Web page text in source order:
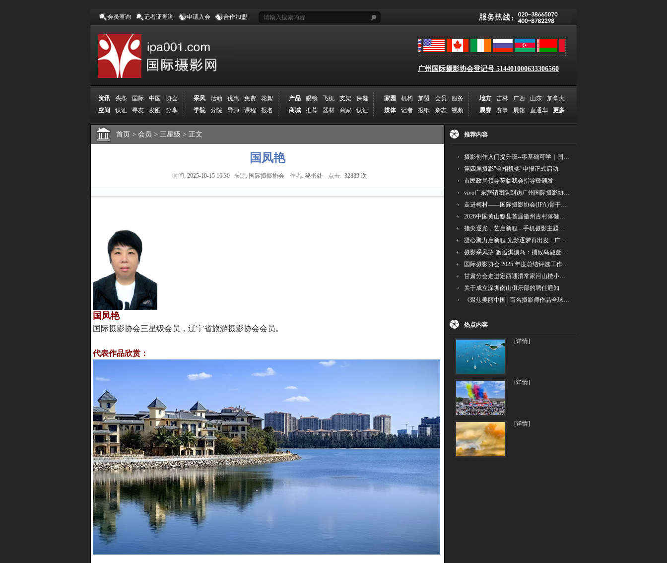
会员查询 记者证查询 申请入会 合作加盟
广州国际摄影协会登记号 514401000633306560
资讯 头条 国际 中国 协会 采风 活动 优惠 免费 花絮 产品 眼镜 飞机 支架 保健 家园 机构 加盟 会员 服务 地方 吉林 广西 山东
加拿大
空间
认证 寻友 发图 分享 学院 分院 导师 课程 报名 商城 推荐 器材 商家 认证 媒体 记者 报纸 杂志 视频 展赛 赛事 展馆 直通车 更多
首页 > 会员 > 三星级 > 正文
国凤艳
时间: 2025-10-15 16:30 来源: 国际摄影协会 作者: 秘书处 点击: 32889 次
国凤艳
国际摄影协会三星级会员，辽宁省旅游摄影协会会员。
代表作品欣赏：
推荐内容
摄影创作入门提升班--零基础可学｜国际评委授课｜手机·相机均可｜AI工具｜摄影比赛指
第四届摄影"金相机奖"申报正式启动
市民政局领导莅临我会指导暨颁发
vivo广东营销团队到访广州国际摄影协会 共商合作事宜
走进柯村——国际摄影协会(IPA)骨干采风安徽行之6
2026中国黄山黟县首届徽州古村落健康跑圆满举行
指尖逐光，艺启新程 --手机摄影主题讲座在市老年干部大学圆满落幕
凝心聚力启新程 光影逐梦再出发 --广州国际摄影协会2026年首次会长秘书长会议召开
摄影采风招·邂逅淇澳岛：捕候鸟翩跹，寻古村烟火，追海上霞光
国际摄影协会 2025 年度总结评选工作的通知
甘肃分会走进定西通渭常家河山楂小镇旅游景区开展"红果满枝迎丰岁·山楂小镇庆佳节"为主
关于成立深圳南山俱乐部的聘任通知
《聚焦美丽中国 | 百名摄影师作品全球巡回展》（晋中）开幕新闻通稿
热点内容
..[详情]
..[详情]
..[详情]